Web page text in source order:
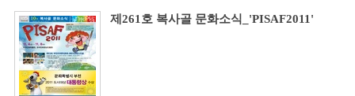
제261호 복사골 문화소식_'PISAF2011'